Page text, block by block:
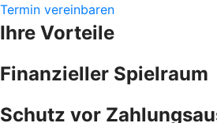
Termin vereinbaren
Ihre Vorteile
Finanzieller Spielraum
Schutz vor